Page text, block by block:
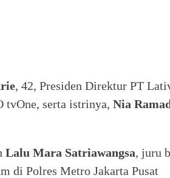
, 42, Presiden Direktur PT
tvOne, serta istrinya, Nia
Lalu Mara Satriawangsa, juru
di Polres Metro Jakarta Pusat